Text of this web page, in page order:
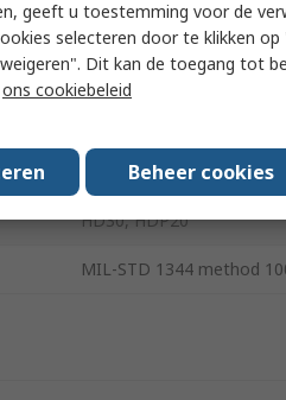
Crimp Extraction Tool
Extraction Tool
HD30, HDP20
MIL-STD 1344 method
geeft u toestemming voor de
selecteren door te klikken
Dit kan de toegang tot
ons cookiebeleid
Beheer cookies